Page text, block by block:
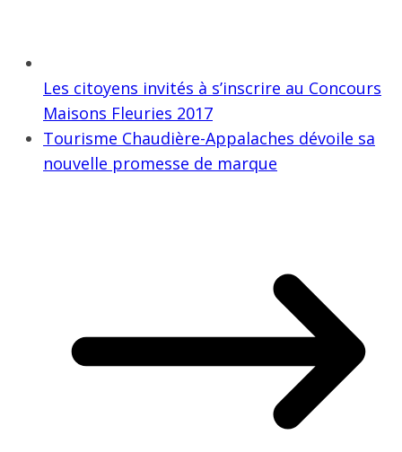
Les citoyens invités à s’inscrire au Concours
Maisons Fleuries 2017
Tourisme Chaudière-Appalaches dévoile sa
nouvelle promesse de marque